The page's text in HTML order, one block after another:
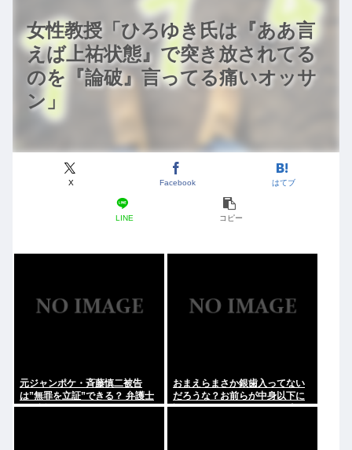
女性教授「ひろゆき氏は『ああ言
えば上祐状態』で突き放されてる
のを『論破』言ってる痛いオッサ
ン」
X Facebook はてブ
LINE コピー
元ジャンポケ・斉藤慎二被告
は”無罪を立証”できる？ 弁護士
が解説
おまえらまさか銀歯入ってない
だろうな？お前らが中身以下に
評価される原因は口開けた時に